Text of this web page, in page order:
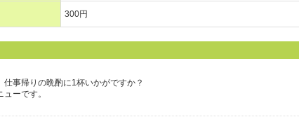
300円
事帰りの晩酌に1杯いかがですか？
ーです。